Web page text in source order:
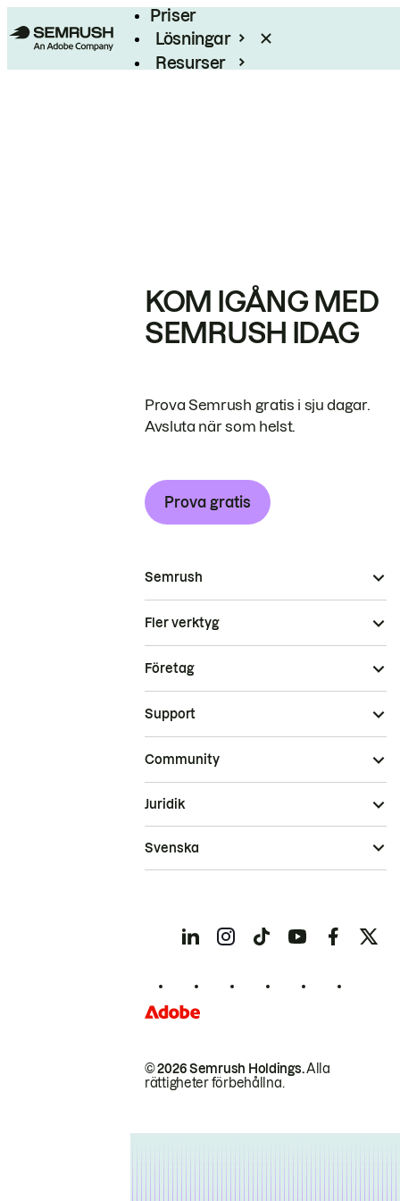
Priser
Lösningar
Resurser
KOM IGÅNG MED
SEMRUSH IDAG
Prova Semrush gratis i sju dagar.
Avsluta när som helst.
Prova gratis
Semrush
Fler verktyg
Företag
Support
Community
© 2026 Semrush Holdings.Alla
rättigheter förbehållna.
Juridik
Svenska